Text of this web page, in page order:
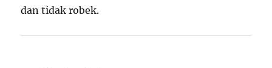
dan tidak robek.